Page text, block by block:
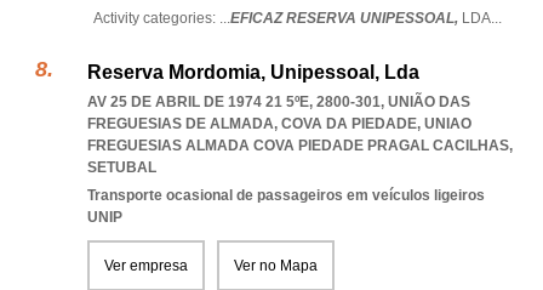
Activity categories: ...EFICAZ RESERVA UNIPESSOAL, LDA...
Reserva Mordomia, Unipessoal, Lda
AV 25 DE ABRIL DE 1974 21 5ºE, 2800-301, UNIÃO DAS
FREGUESIAS DE ALMADA, COVA DA PIEDADE, UNIAO
FREGUESIAS ALMADA COVA PIEDADE PRAGAL CACILHAS,
SETUBAL
Transporte ocasional de passageiros em veículos ligeiros
UNIP
Ver empresa Ver no Mapa